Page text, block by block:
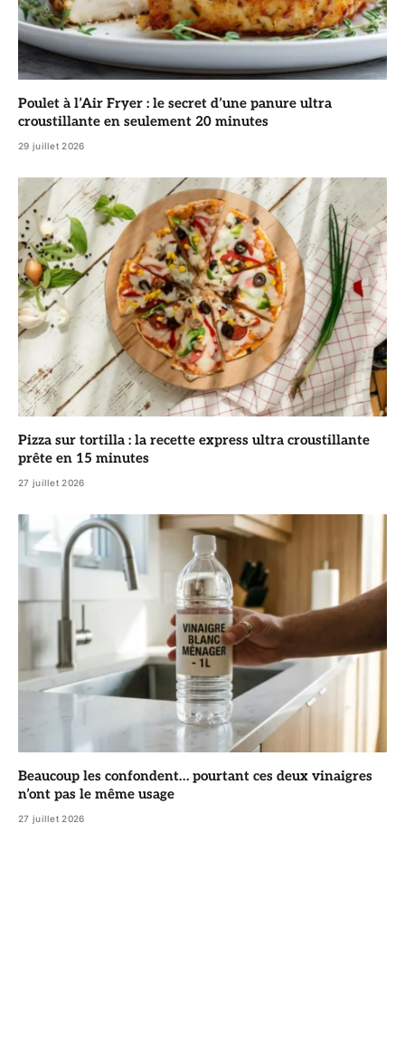
Poulet à l’Air Fryer : le secret d’une panure ultra
croustillante en seulement 20 minutes
29 juillet 2026
Pizza sur tortilla : la recette express ultra croustillante
prête en 15 minutes
27 juillet 2026
Beaucoup les confondent… pourtant ces deux vinaigres
n’ont pas le même usage
27 juillet 2026